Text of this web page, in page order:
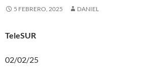
5 FEBRERO, 2025 DANIEL
TeleSUR
02/02/25